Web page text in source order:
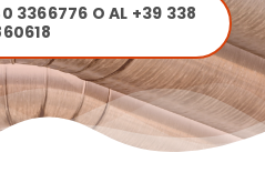
3366776 O AL +39 338